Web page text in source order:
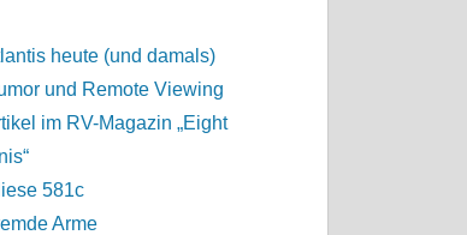
heute (und damals)
und Remote Viewing
im RV-Magazin „Eight
581c
Arme